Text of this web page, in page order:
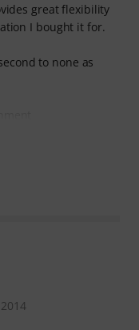
great flexibility
I bought it for.
to none as